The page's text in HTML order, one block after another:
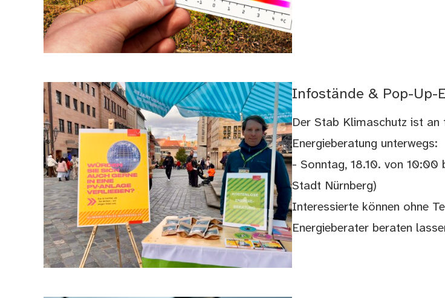
Infostände & Pop-Up-
Der Stab Klimaschutz ist
Energieberatung unterwegs:
- Sonntag, 18.10. von
Stadt Nürnberg)
Interessierte können ohne
Energieberater beraten